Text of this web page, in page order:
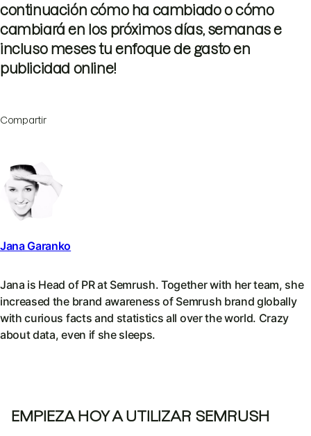
continuación cómo ha cambiado o cómo
cambiará en los próximos días, semanas e
incluso meses tu enfoque de gasto en
publicidad online!
Compartir
Jana Garanko
Jana is Head of PR at Semrush. Together with her team, she
increased the brand awareness of Semrush brand globally
with curious facts and statistics all over the world. Crazy
about data, even if she sleeps.
EMPIEZA HOY A UTILIZAR SEMRUSH